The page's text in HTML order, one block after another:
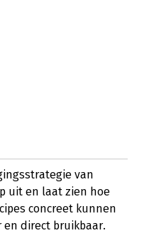
van
uit en laat zien hoe
concreet kunnen
direct bruikbaar.